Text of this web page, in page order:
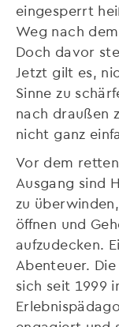
eingesperrt
Weg nach
Doch davor
Jetzt gilt es,
Sinne zu
nach draußen
nicht ganz
Vor dem
Ausgang sind
zu
öffnen und
aufzudecken.
Abenteuer.
sich seit 1999